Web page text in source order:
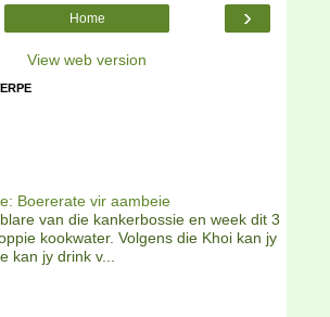
›
Home
View web version
Boererate vir aambeie
van die kankerbossie en week dit 3
kookwater. Volgens die Khoi kan jy
kan jy drink v...